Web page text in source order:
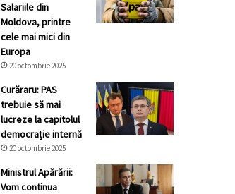
Salariile din
Moldova, printre
cele mai mici din
Europa
20 octombrie 2025
Curăraru: PAS
trebuie să mai
lucreze la capitolul
democrație internă
20 octombrie 2025
Ministrul Apărării:
Vom continua